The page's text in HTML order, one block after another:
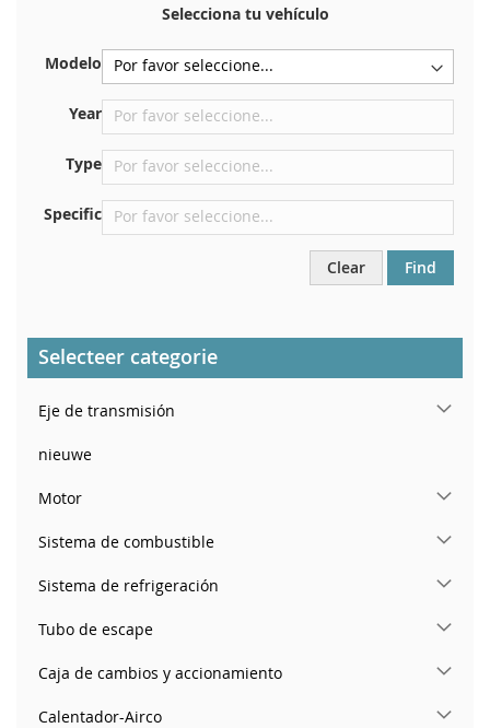
certificado de registro. Y también en el coche.
En la placa inferior del asiento delantero derecho
Centrar contra el mamparo debajo del capó.
Justo en el compartimento del motor.
En el pilar de la puerta trasera derecha
Selecciona tu vehículo
Modelo
Year
Type
Specific
Clear Find
Selecteer categorie
Eje de transmisión
nieuwe
Motor
Sistema de combustible
Sistema de refrigeración
Tubo de escape
Caja de cambios y accionamiento
Calentador-Airco